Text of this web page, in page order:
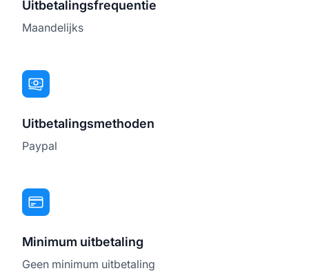
Uitbetalingsfrequentie
Maandelijks
Uitbetalingsmethoden
Paypal
Minimum uitbetaling
Geen minimum uitbetaling